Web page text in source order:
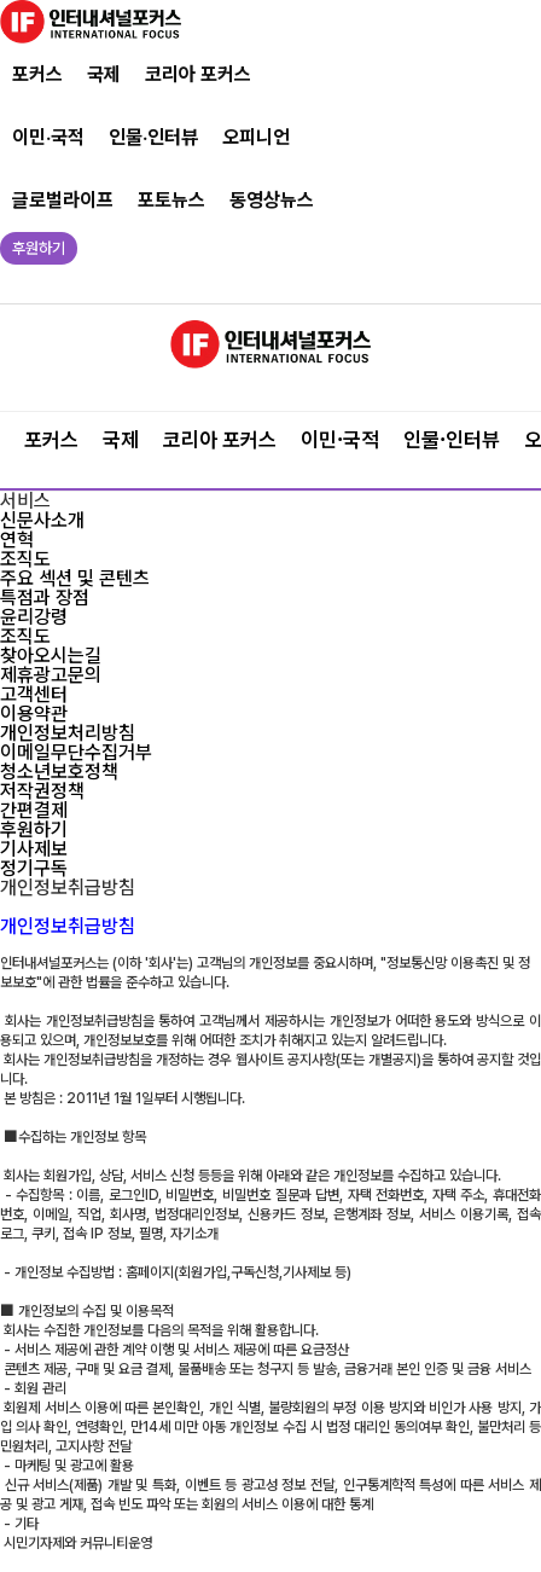
포커스 국제 코리아 포커스
이민·국적 인물·인터뷰 오피니언
글로벌라이프 포토뉴스 동영상뉴스
후원하기
포커스 국제 코리아 포커스 이민·국적 인물·인터뷰
서비스
신문사소개
연혁
조직도
주요 섹션 및 콘텐츠
특점과 장점
윤리강령
조직도
찾아오시는길
제휴광고문의
고객센터
이용약관
개인정보처리방침
이메일무단수집거부
청소년보호정책
저작권정책
간편결제
후원하기
기사제보
정기구독
개인정보취급방침
개인정보취급방침
인터내셔널포커스는 (이하 '회사'는) 고객님의 개인정보를 중요시하며, "정보통신망 이용촉진 및 정
보보호"에 관한 법률을 준수하고 있습니다.
회사는 개인정보취급방침을 통하여 고객님께서 제공하시는 개인정보가 어떠한 용도와 방식으로 이
용되고 있으며, 개인정보보호를 위해 어떠한 조치가 취해지고 있는지 알려드립니다.
회사는 개인정보취급방침을 개정하는 경우 웹사이트 공지사항(또는 개별공지)을 통하여 공지할 것입
니다.
본 방침은 : 2011년 1월 1일부터 시행됩니다.
■수집하는 개인정보 항목
회사는 회원가입, 상담, 서비스 신청 등등을 위해 아래와 같은 개인정보를 수집하고 있습니다.
- 수집항목 : 이름, 로그인ID, 비밀번호, 비밀번호 질문과 답변, 자택 전화번호, 자택 주소, 휴대전화
번호, 이메일, 직업, 회사명, 법정대리인정보, 신용카드 정보, 은행계좌 정보, 서비스 이용기록, 접속
로그, 쿠키, 접속 IP 정보, 필명, 자기소개
- 개인정보 수집방법 : 홈페이지(회원가입,구독신청,기사제보 등)
개인정보의 수집 및 이용목적
회사는 수집한 개인정보를 다음의 목적을 위해 활용합니다.
- 서비스 제공에 관한 계약 이행 및 서비스 제공에 따른 요금정산
콘텐츠 제공, 구매 및 요금 결제, 물품배송 또는 청구지 등 발송, 금융거래 본인 인증 및 금융 서비스
- 회원 관리
회원제 서비스 이용에 따른 본인확인, 개인 식별, 불량회원의 부정 이용 방지와 비인가 사용 방지, 가
입 의사 확인, 연령확인, 만14세 미만 아동 개인정보 수집 시 법정 대리인 동의여부 확인, 불만처리 등
민원처리, 고지사항 전달
- 마케팅 및 광고에 활용
신규 서비스(제품) 개발 및 특화, 이벤트 등 광고성 정보 전달, 인구통계학적 특성에 따른 서비스 제
공 및 광고 게재, 접속 빈도 파악 또는 회원의 서비스 이용에 대한 통계
- 기타
시민기자제와 커뮤니티운영